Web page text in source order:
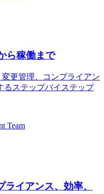
ら稼働まで
更管理、コンプライアン
るステップバイステップ
Team
イアンス、効率、